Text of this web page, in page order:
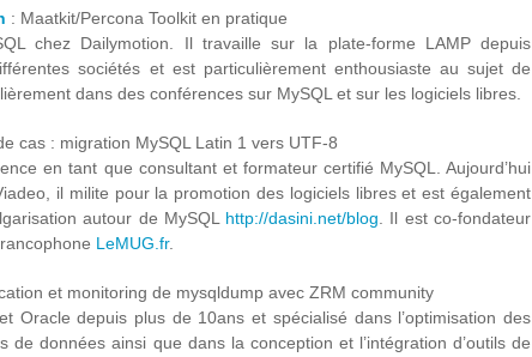
: Maatkit/Percona Toolkit en pratique
chez Dailymotion. Il travaille sur la plate-forme LAMP depuis
sociétés et est particulièrement enthousiaste au sujet de
dans des conférences sur MySQL et sur les logiciels libres.
cas : migration MySQL Latin 1 vers UTF-8
en tant que consultant et formateur certifié MySQL. Aujourd’hui
il milite pour la promotion des logiciels libres et est également
autour de MySQL http://dasini.net/blog . Il est co-fondateur
LeMUG.fr.
et monitoring de mysqldump avec ZRM community
Oracle depuis plus de 10ans et spécialisé dans l’optimisation des
de données ainsi que dans la conception et l’intégration d’outils de